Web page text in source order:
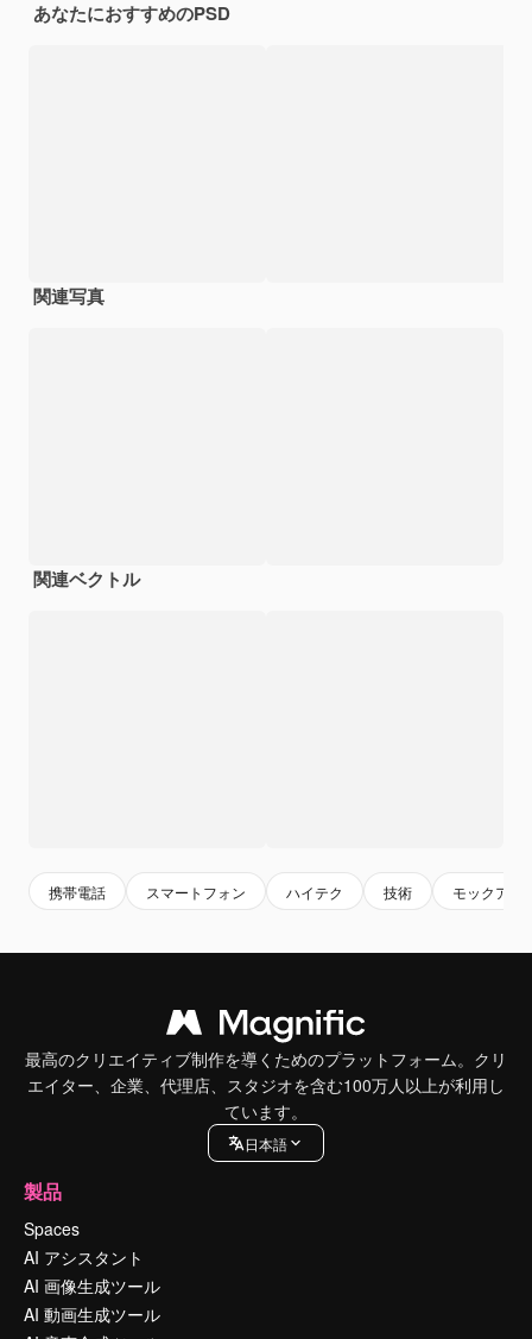
あなたにおすすめのPSD
関連写真
関連ベクトル
携帯電話 スマートフォン ハイテク 技術 モックアッ
最高のクリエイティブ制作を導くためのプラットフォーム。クリ
エイター、企業、代理店、スタジオを含む100万人以上が利用し
ています。
日本語
製品
Spaces
AI アシスタント
AI 画像生成ツール
AI 動画生成ツール